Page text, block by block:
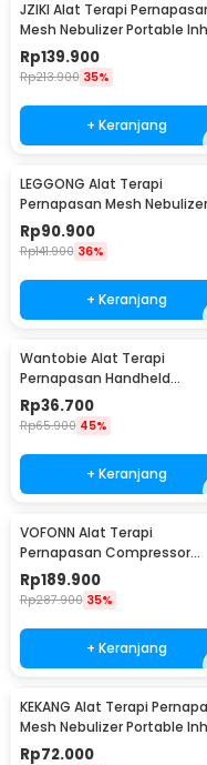
JZIKI Alat Terapi
Mesh Nebulizer Portable
Atomizer - ZK-Q3
Rp139.900
Rp213.900 35%
+ Keranjang
LEGGONG Alat Terapi
Pernapasan Mesh Nebulizer
Portable Inhaler
- HSK-W005
Rp90.900
Rp141.900 36%
+ Keranjang
Wantobie Alat Terapi
Pernapasan Handheld
Nebulizer Inhaler Atomizer -
ZH-N3
Rp36.700
Rp65.900 45%
+ Keranjang
VOFONN Alat Terapi
Pernapasan Compressor
Nebulizer Inhaler Atomizer -
AXD-308
Rp189.900
Rp287.900 35%
+ Keranjang
KEKANG Alat Terapi
Mesh Nebulizer Portable
Atomizer Plug In - KE-N11
Rp72.000